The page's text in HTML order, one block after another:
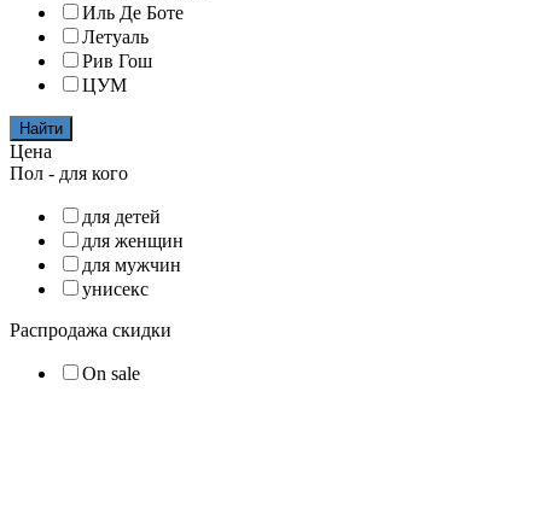
Иль Де Боте
Летуаль
Рив Гош
ЦУМ
Найти
Цена
Пол - для кого
для детей
для женщин
для мужчин
унисекс
Распродажа скидки
On sale